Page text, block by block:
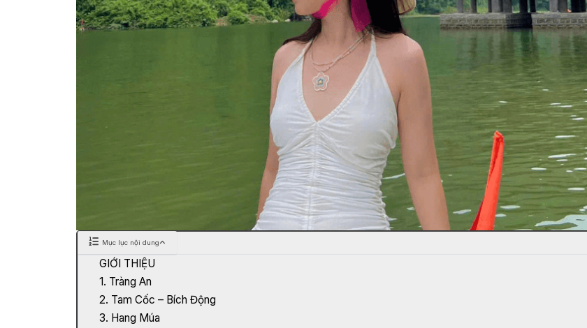
Mục lục nội dung
GIỚI THIỆU
1. Tràng An
2. Tam Cốc – Bích Động
3. Hang Múa